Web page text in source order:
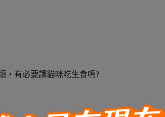
，有必要讓貓咪吃生食嗎?